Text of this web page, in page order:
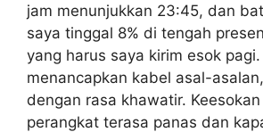
jam menunjukkan 23:45, dan
saya tinggal 8% di tengah
yang harus saya kirim esok
menancapkan kabel asal-
dengan rasa khawatir.
perangkat terasa panas dan